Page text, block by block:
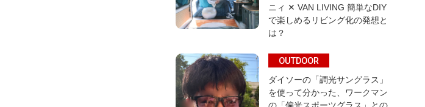
ニィ ✕ VAN LIVING 簡単なDIY
で楽しめるリビング化の発想と
は？
OUTDOOR
ダイソーの「調光サングラス」
を使って分かった、ワークマン